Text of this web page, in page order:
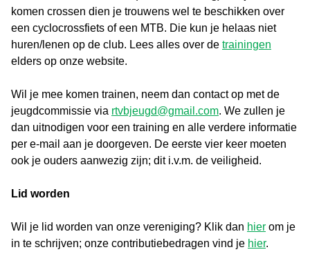
komen crossen dien je trouwens wel te beschikken over
een cyclocrossfiets of een MTB. Die kun je helaas niet
huren/lenen op de club. Lees alles over de trainingen
elders op onze website.
Wil je mee komen trainen, neem dan contact op met de
jeugdcommissie via rtvbjeugd@gmail.com. We zullen je
dan uitnodigen voor een training en alle verdere informatie
per e-mail aan je doorgeven. De eerste vier keer moeten
ook je ouders aanwezig zijn; dit i.v.m. de veiligheid.
Lid worden
Wil je lid worden van onze vereniging? Klik dan hier om je
in te schrijven; onze contributiebedragen vind je hier.